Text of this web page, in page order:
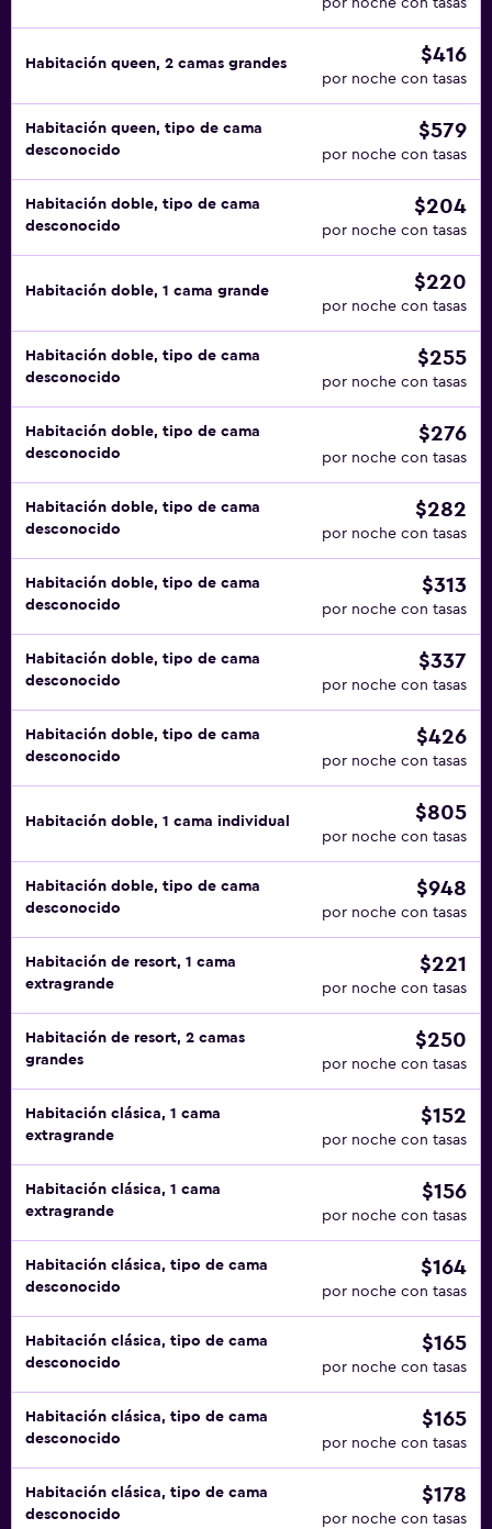
por noche con tasas
Habitación queen, 2 camas grandes $416
por noche con tasas
Habitación queen, tipo de cama
desconocido
$579
por noche con tasas
Habitación doble, tipo de cama
desconocido
$204
por noche con tasas
Habitación doble, 1 cama grande $220
por noche con tasas
Habitación doble, tipo de cama
desconocido
$255
por noche con tasas
Habitación doble, tipo de cama
desconocido
$276
por noche con tasas
Habitación doble, tipo de cama
desconocido
$282
por noche con tasas
Habitación doble, tipo de cama
desconocido
$313
por noche con tasas
Habitación doble, tipo de cama
desconocido
$337
por noche con tasas
Habitación doble, tipo de cama
desconocido
$426
por noche con tasas
Habitación doble, 1 cama individual $805
por noche con tasas
Habitación doble, tipo de cama
desconocido
$948
por noche con tasas
Habitación de resort, 1 cama
extragrande
$221
por noche con tasas
Habitación de resort, 2 camas
grandes
$250
por noche con tasas
Habitación clásica, 1 cama
extragrande
$152
por noche con tasas
Habitación clásica, 1 cama
extragrande
$156
por noche con tasas
Habitación clásica, tipo de cama
desconocido
$164
por noche con tasas
Habitación clásica, tipo de cama
desconocido
$165
por noche con tasas
Habitación clásica, tipo de cama
desconocido
$165
por noche con tasas
Habitación clásica, tipo de cama
desconocido
$178
por noche con tasas